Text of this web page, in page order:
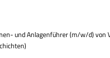
und Anlagenführer (m/w/d) von